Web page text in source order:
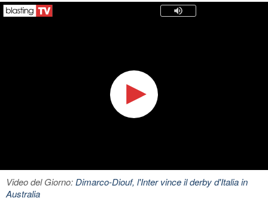
Video del Giorno:Dimarco-Diouf, l'Inter vince il derby d'Italia in
Australia